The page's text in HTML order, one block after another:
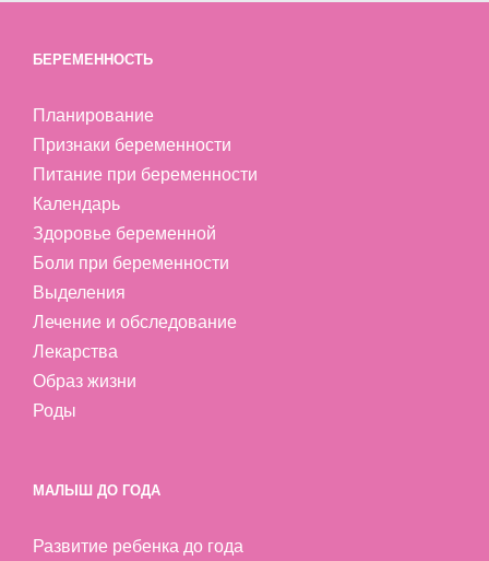
БЕРЕМЕННОСТЬ
Планирование
Признаки беременности
Питание при беременности
Календарь
Здоровье беременной
Боли при беременности
Выделения
Лечение и обследование
Лекарства
Образ жизни
Роды
МАЛЫШ ДО ГОДА
Развитие ребенка до года